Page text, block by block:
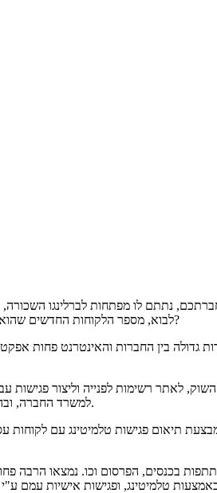
נתתם לו מפתחות לברלינגו
לבוא, מספר הלקוחות החדשים שהוא מביא אינו עונה על ציפיותיכם ואתם נאלצים להיפרד ממנו לאחר חודשיים-שלושה, תוך שהוא משאיר אחריו "נזק" כספי לא מבוטל?
לאתר רשימות לפנייה וליצור פגישות
למשרד החברה, ובהגיעם למשרדים בד"כ הם יטפלו בדברים שוטפים ולא "ישבו" על הטלפון לשם איתור לקוחות חדשים ותיאום פגישות עסקיות עימם.
תיאום פגישות טלמיטינג עם לקוחות
בכנסים, הפרסום וכו. נמצאו הרבה
טלמיטינג, ופגישות אישיות עמם